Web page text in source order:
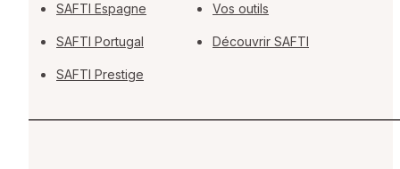
SAFTI Espagne
SAFTI Portugal
SAFTI Prestige
Vos outils
Découvrir SAFTI